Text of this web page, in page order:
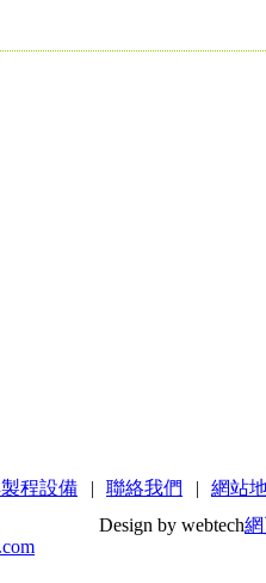
程設備 | 聯絡我們 | 網站
Design by webtech